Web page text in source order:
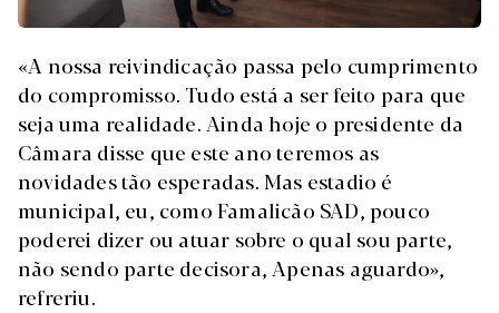
«A nossa reivindicação passa pelo cumprimento
do compromisso. Tudo está a ser feito para que
seja uma realidade. Ainda hoje o presidente da
Câmara disse que este ano teremos as
novidades tão esperadas. Mas estadio é
municipal, eu, como Famalicão SAD, pouco
poderei dizer ou atuar sobre o qual sou parte,
não sendo parte decisora, Apenas aguardo»,
refreriu.